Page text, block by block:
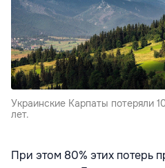
Украинские Карпаты потеряли
лет.
При этом 80% этих потерь